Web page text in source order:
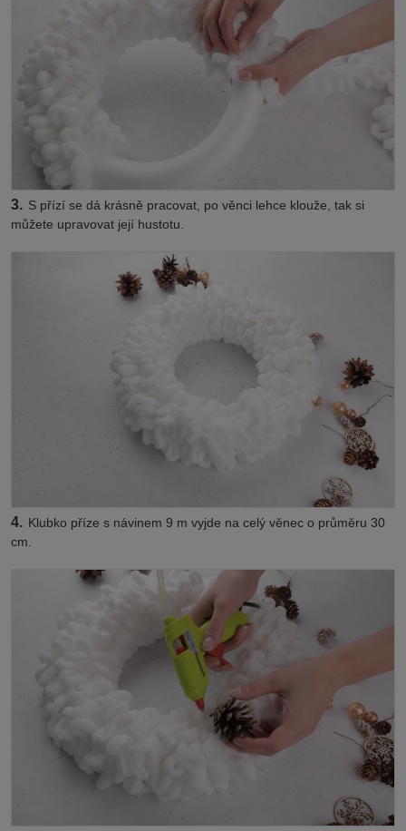
3. S přízí se dá krásně pracovat, po věnci lehce klouže, tak si
můžete upravovat její hustotu.
4. Klubko příze s návinem 9 m vyjde na celý věnec o průměru 30
cm.